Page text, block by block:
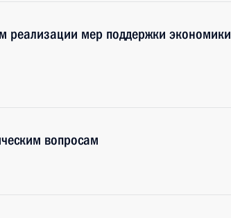
реализации мер поддержки экономики
вопросам